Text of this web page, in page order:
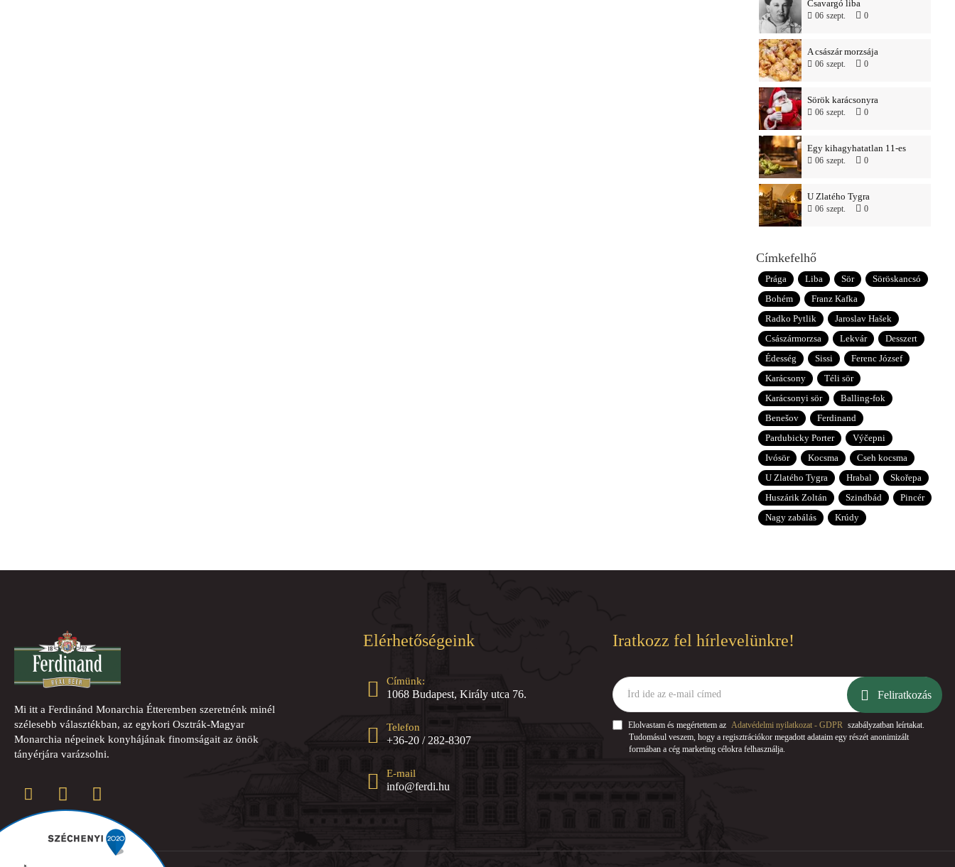
Csavargó liba
06 szept. 0
A császár morzsája
06 szept. 0
Sörök karácsonyra
06 szept. 0
Egy kihagyhatatlan 11-es
06 szept. 0
U Zlatého Tygra
06 szept. 0
Címkefelhő
Prága Liba Sör
Söröskancsó
Bohém
Franz Kafka
Radko Pytlik
Jaroslav Hašek
Császármorzsa
Lekvár
Desszert
Édesség
Sissi
Ferenc József
Karácsony
Téli sör
Karácsonyi sör
Balling-fok
Benešov
Ferdinand
Pardubicky Porter
Výčepni
Ivósör
Kocsma
Cseh kocsma
U Zlatého Tygra
Hrabal
Skořepa
Huszárik Zoltán
Szindbád
Pincér
Nagy zabálás
Krúdy
Mi itt a Ferdinánd Monarchia Étteremben szeretnénk minél
szélesebb választékban, az egykori Osztrák-Magyar
Monarchia népeinek konyhájának finomságait az önök
tányérjára varázsolni.
Elérhetőségeink
Címünk:
1068 Budapest, Király utca 76.
Telefon
+36-20 / 282-8307
E-mail
info@ferdi.hu
Iratkozz fel hírlevelünkre!
Írd
ide
az
e-
mail
címed
Feliratkozás
Elolvastam és megértettem az Adatvédelmi nyilatkozat - GDPR szabályzatban leírtakat.
Tudomásul veszem, hogy a regisztrációkor megadott adataim egy részét anonimizált
formában a cég marketing célokra felhasználja.